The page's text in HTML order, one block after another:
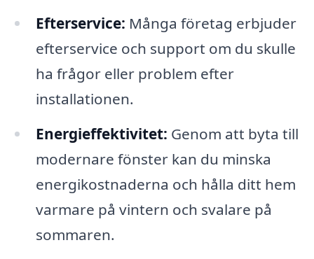
Efterservice: Många företag erbjuder
efterservice och support om du skulle
ha frågor eller problem efter
installationen.
Energieffektivitet: Genom att byta till
modernare fönster kan du minska
energikostnaderna och hålla ditt hem
varmare på vintern och svalare på
sommaren.